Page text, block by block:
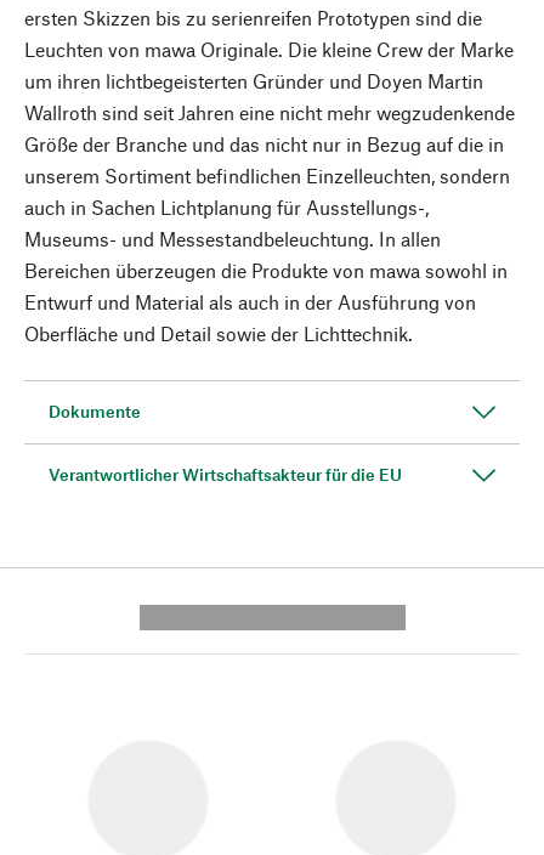
ersten Skizzen bis zu serienreifen Prototypen sind die
Leuchten von mawa Originale. Die kleine Crew der Marke
um ihren lichtbegeisterten Gründer und Doyen Martin
Wallroth sind seit Jahren eine nicht mehr wegzudenkende
Größe der Branche und das nicht nur in Bezug auf die in
unserem Sortiment befindlichen Einzelleuchten, sondern
auch in Sachen Lichtplanung für Ausstellungs-,
Museums- und Messestandbeleuchtung. In allen
Bereichen überzeugen die Produkte von mawa sowohl in
Entwurf und Material als auch in der Ausführung von
Oberfläche und Detail sowie der Lichttechnik.
Dokumente
Verantwortlicher Wirtschaftsakteur für die EU